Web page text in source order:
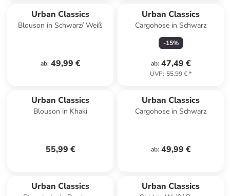
Urban Classics
Blouson in Schwarz/ Weiß
ab: 49,99 €
Urban Classics
Cargohose in Schwarz
-15%
ab: 47,49 €
UVP: 55,99 €*
Urban Classics
Blouson in Khaki
55,99 €
Urban Classics
Cargohose in Schwarz
ab: 49,99 €
Urban Classics Urban Classics